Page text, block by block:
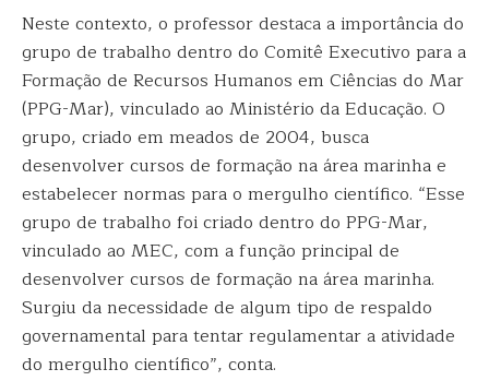
Neste contexto, o professor destaca a importância do
grupo de trabalho dentro do Comitê Executivo para a
Formação de Recursos Humanos em Ciências do Mar
(PPG-Mar), vinculado ao Ministério da Educação. O
grupo, criado em meados de 2004, busca
desenvolver cursos de formação na área marinha e
estabelecer normas para o mergulho científico. “Esse
grupo de trabalho foi criado dentro do PPG-Mar,
vinculado ao MEC, com a função principal de
desenvolver cursos de formação na área marinha.
Surgiu da necessidade de algum tipo de respaldo
governamental para tentar regulamentar a atividade
do mergulho científico”, conta.